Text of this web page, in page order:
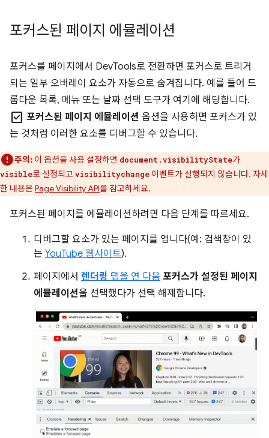
포커스된 페이지 에뮬레이션
포커스를 페이지에서 DevTools로 전환하면 포커스로 트리거
되는 일부 오버레이 요소가 자동으로 숨겨집니다. 예를 들어 드
롭다운 목록, 메뉴 또는 날짜 선택 도구가 여기에 해당합니다.
check_box 포커스된 페이지 에뮬레이션 옵션을 사용하면 포커스가 있
는 것처럼 이러한 요소를 디버그할 수 있습니다.
주의: 이 옵션을 사용 설정하면 document.visibilityState가
visible로 설정되고 visibilitychange 이벤트가 실행되지 않습니다. 자세
한 내용은Page Visibility API를 참고하세요.
포커스된 페이지를 에뮬레이션하려면 다음 단계를 따르세요.
디버그할 요소가 있는 페이지를 엽니다(예: 검색창이 있
는 YouTube 웹사이트).
페이지에서 렌더링 탭을 연 다음 포커스가 설정된 페이지
에뮬레이션을 선택했다가 선택 해제합니다.